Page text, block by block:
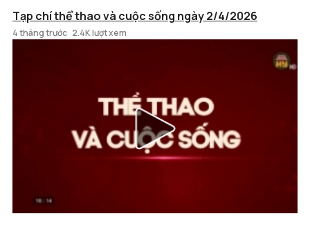
Tạp chí thể thao và cuộc sống ngày 2/4/2026
4 tháng trước 2.4K lượt xem